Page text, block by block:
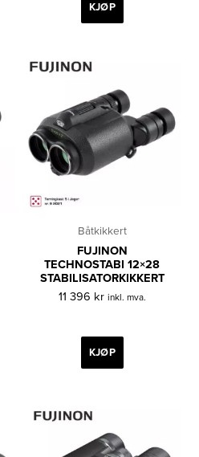
KJØP
Båtkikkert
FUJINON
TECHNOSTABI 12×28
STABILISATORKIKKERT
11 396 kr inkl. mva.
KJØP